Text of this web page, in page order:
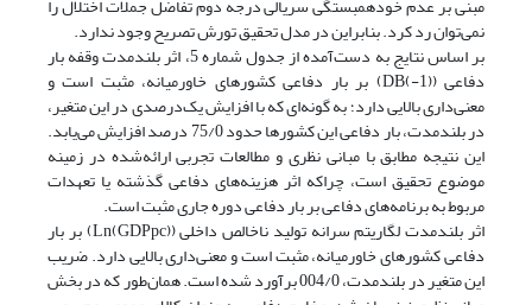
مبنی بر عدم خودهمبستگی سریالی درجه دوم تفاضل جملات اختلال را
نمی‌توان رد کرد. بنابراین در مدل تحقیق تورش تصریح وجود ندارد.
بر اساس نتایج به دست‌آمده از جدول شماره 5، اثر بلندمدت وقفه بار
دفاعی (DB(-1)) بر بار دفاعی کشورهای خاورمیانه، مثبت است و
معنی‌داری بالایی دارد؛ به گونه‌ای که با افزایش یک‌درصدی در این متغیر،
در بلندمدت، بار دفاعی این کشورها حدود 75/0 درصد افزایش می‌یابد.
این نتیجه مطابق با مبانی نظری و مطالعات تجربی ارائه‌شده در زمینه
موضوع تحقیق است، چراکه اثر هزینه‌های دفاعی گذشته یا تعهدات
مربوط به برنامه‌های دفاعی بر بار دفاعی دوره جاری مثبت است.
اثر بلندمدت لگاریتم سرانه تولید ناخالص داخلی (Ln(GDPpc)) بر بار
دفاعی کشورهای خاورمیانه، مثبت است و معنی‌داری بالایی دارد. ضریب
این متغیر در بلندمدت، 004/0 برآورد شده است. همان‌طور که در بخش